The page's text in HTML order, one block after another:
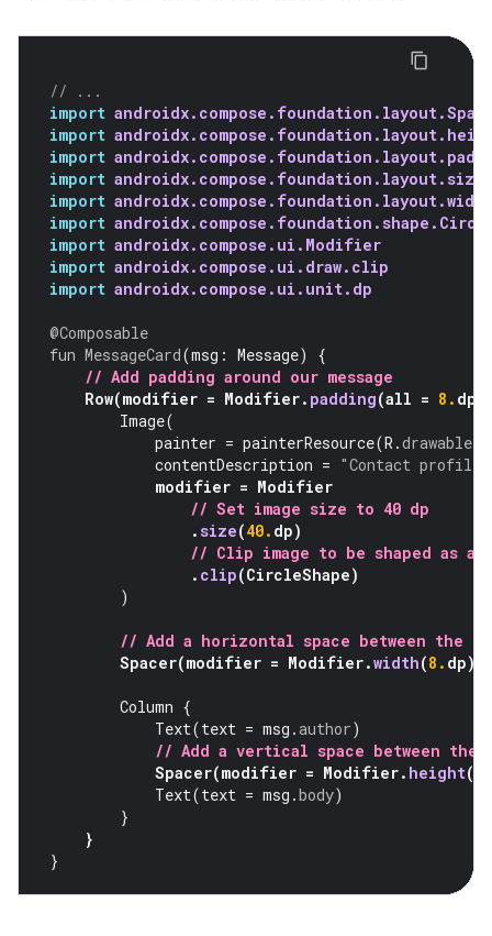
// ...
import
import
import
import androidx.compose.foundation.layout.size
import androidx.compose.foundation.layout.width
import
import androidx.compose.ui.Modifier
import androidx.compose.ui.draw.clip
import androidx.compose.ui.unit.dp
@Composable
fun MessageCard(msg : Message)
{
// Add padding around our message
Row(modifier = Modifier. padding(all = 8. dp
Image(
painter = painterResource(R .drawable
contentDescription = "Contact profile
modifier = Modifier
// Set image size to 40 dp
.size(40. dp)
// Clip image to be shaped as a
. clip(CircleShape)
)
// Add a horizontal space between the
Spacer(modifier = Modifier.width(8. dp))
Column {
Text(text = msg .author)
// Add a vertical space between the
Spacer(modifier = Modifier. height(
Text(text = msg .body)
}
}
}